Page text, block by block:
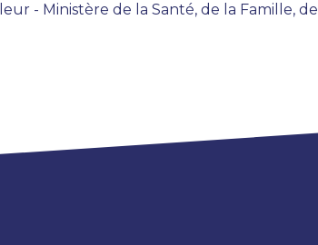
- Ministère de la Santé, de la Famille, de